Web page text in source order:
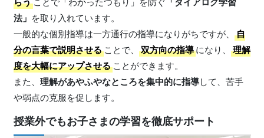
らうことで「わかったつもり」を防ぐ 「ダイアログ学習
法」 を取り入れています。
一般的な個別指導は一方通行の指導になりがちですが、
自
分の言葉で説明させることで、 双方向の指導になり、
理解
度を大幅にアップさせることができます。
また、 理解があやふやなところを集中的に指導して、苦手
や弱点の克服を促します。
授業外でもお子さまの学習を徹底サポート